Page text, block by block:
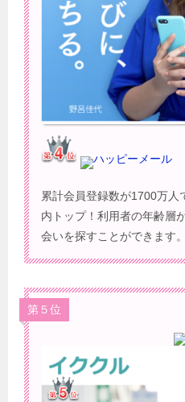
ハッピーメール
累計会員登録数が1700万人
内トップ！利用者の年齢層
会いを探すことができます。
第５位